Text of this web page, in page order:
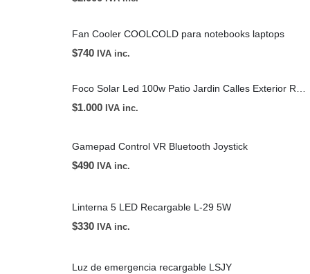
Fan Cooler COOLCOLD para notebooks laptops
$740 IVA inc.
$1.000 IVA inc.
Gamepad Control VR Bluetooth Joystick
$490 IVA inc.
Linterna 5 LED Recargable L-29 5W
$330 IVA inc.
Luz de emergencia recargable LSJY